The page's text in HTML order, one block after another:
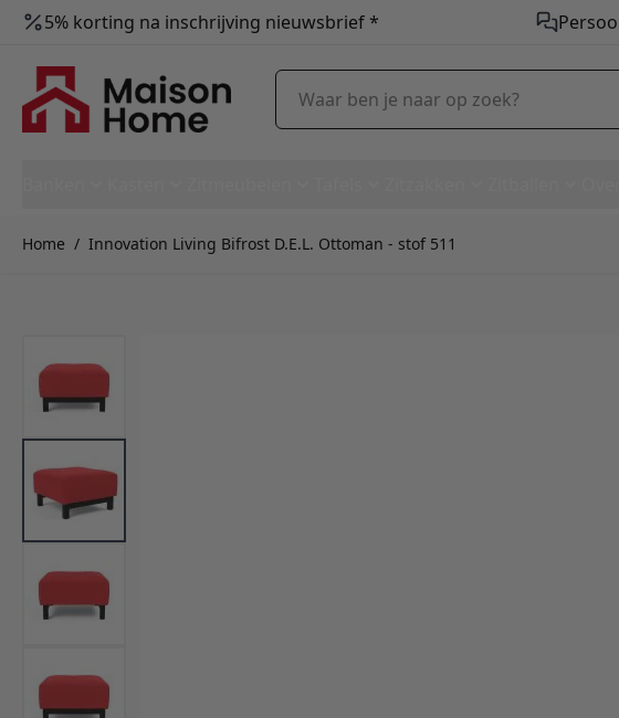
5% korting na inschrijving nieuwsbrief *
Waar ben je naar op zoek?
Home / Innovation Living Bifrost D.E.L. Ottoman - stof 511
Innovation Living Bifrost D.E.L.